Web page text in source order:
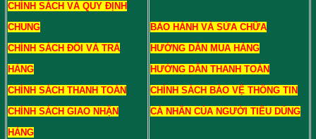
CHÍNH SÁCH VÀ QUY ĐỊNH
CHUNG
CHÍNH SÁCH ĐỔI VÀ TRẢ
HÀNG
CHÍNH SÁCH THANH TOÁN
CHÍNH SÁCH GIAO NHẬN
HÀNG
BẢO HÀNH VÀ SỬA CHỮA
HƯỚNG DẪN MUA HÀNG
HƯỚNG DẪN THANH TOÁN
CHÍNH SÁCH BẢO VỆ THÔNG TIN
CÁ NHÂN CỦA NGƯỜI TIÊU DÙNG